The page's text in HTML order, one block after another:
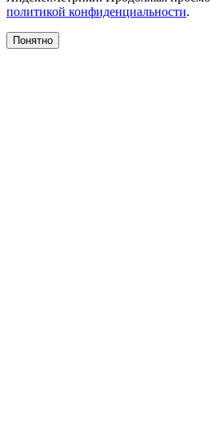
политикой конфиденциальности.
Понятно